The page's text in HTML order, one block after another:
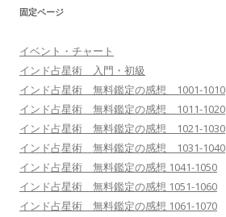
固定ページ
イベント・チャート
インド占星術 入門・初級
インド占星術 無料鑑定の感想 1001-1010
インド占星術 無料鑑定の感想 1011-1020
インド占星術 無料鑑定の感想 1021-1030
インド占星術 無料鑑定の感想 1031-1040
インド占星術 無料鑑定の感想 1041-1050
インド占星術 無料鑑定の感想 1051-1060
インド占星術 無料鑑定の感想 1061-1070